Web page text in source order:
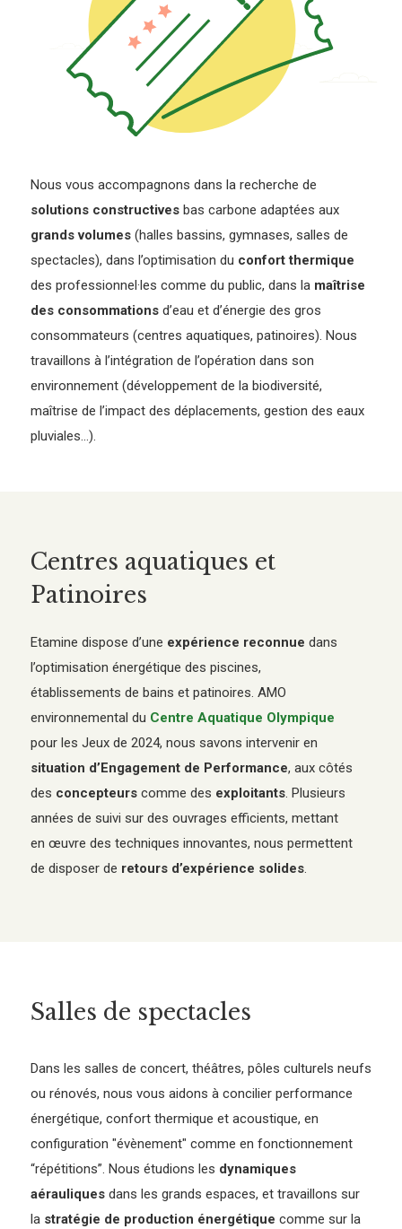
Nous vous accompagnons dans la recherche de
solutions constructives bas carbone adaptées aux
grands volumes (halles bassins, gymnases, salles de
spectacles), dans l’optimisation du confort thermique
des professionnel·les comme du public, dans la maîtrise
des consommations d’eau et d’énergie des gros
consommateurs (centres aquatiques, patinoires). Nous
travaillons à l’intégration de l’opération dans son
environnement (développement de la biodiversité,
maîtrise de l’impact des déplacements, gestion des eaux
pluviales...).
Centres aquatiques et
Patinoires
Etamine dispose d’une expérience reconnue dans
l’optimisation énergétique des piscines,
établissements de bains et patinoires. AMO
environnemental du Centre Aquatique Olympique
pour les Jeux de 2024, nous savons intervenir en
situation d’Engagement de Performance, aux côtés
des concepteurs comme des exploitants . Plusieurs
années de suivi sur des ouvrages efficients, mettant
en œuvre des techniques innovantes, nous permettent
de disposer de retours d’expérience solides
Dans les salles de concert, théâtres, pôles culturels neufs
ou rénovés, nous vous aidons à concilier performance
énergétique, confort thermique et acoustique, en
configuration "évènement" comme en fonctionnement
“répétitions”. Nous étudions les dynamiques
aérauliques dans les grands espaces, et travaillons sur
la stratégie de production énergétique comme sur la
Salles de spectacles